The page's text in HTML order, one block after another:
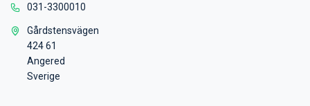
031-3300010
Gårdstensvägen
424 61
Angered
Sverige